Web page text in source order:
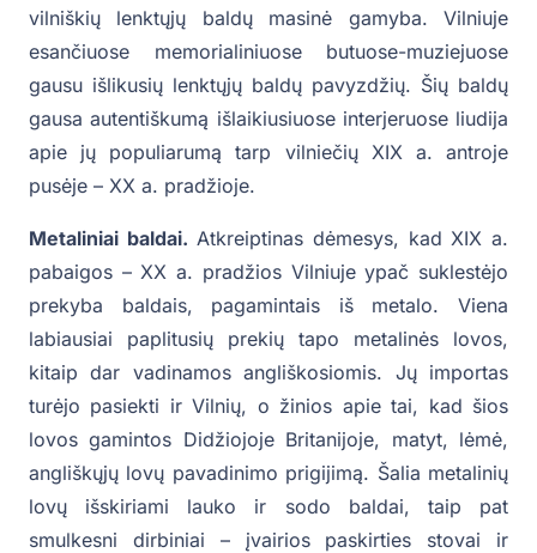
vilniškių lenktųjų baldų masinė gamyba. Vilniuje
esančiuose memorialiniuose butuose-muziejuose
gausu išlikusių lenktųjų baldų pavyzdžių. Šių baldų
gausa autentiškumą išlaikiusiuose interjeruose liudija
apie jų populiarumą tarp vilniečių XIX a. antroje
pusėje – XX a. pradžioje.
Metaliniai baldai. Atkreiptinas dėmesys, kad XIX a.
pabaigos – XX a. pradžios Vilniuje ypač suklestėjo
prekyba baldais, pagamintais iš metalo. Viena
labiausiai paplitusių prekių tapo metalinės lovos,
kitaip dar vadinamos angliškosiomis. Jų importas
turėjo pasiekti ir Vilnių, o žinios apie tai, kad šios
lovos gamintos Didžiojoje Britanijoje, matyt, lėmė,
angliškųjų lovų pavadinimo prigijimą. Šalia metalinių
lovų išskiriami lauko ir sodo baldai, taip pat
smulkesni dirbiniai – įvairios paskirties stovai ir